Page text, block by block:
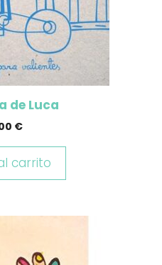
de Luca
€
carrito